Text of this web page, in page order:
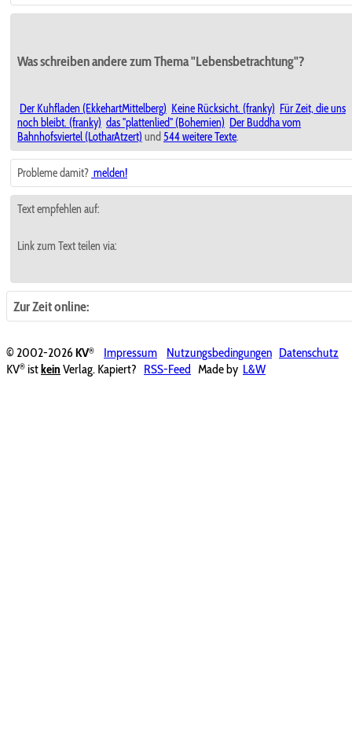
Was schreiben andere zum Thema "Lebensbetrachtung"?
Der Kuhfladen (EkkehartMittelberg) Keine Rücksicht. (franky) Für Zeit, die uns
noch bleibt. (franky) das "plattenlied" (Bohemien) Der Buddha vom
Bahnhofsviertel (LotharAtzert) und 544 weitere Texte.
Probleme damit? melden!
Text empfehlen auf:
Link zum Text teilen via:
Zur Zeit online:
© 2002-2026KV® Impressum Nutzungsbedingungen Datenschutz
KV® ist kein Verlag. Kapiert? RSS-Feed Made by L&W